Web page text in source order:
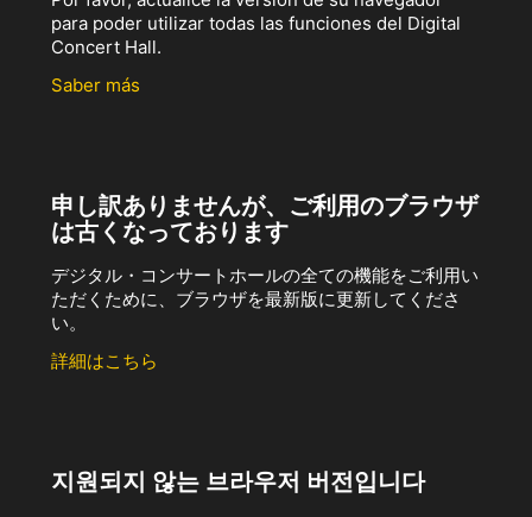
para poder utilizar todas las funciones del Digital
Concert Hall.
Saber más
申し訳ありませんが、ご利用のブラウザ
は古くなっております
デジタル・コンサートホールの全ての機能をご利用い
ただくために、ブラウザを最新版に更新してくださ
い。
詳細はこちら
지원되지 않는 브라우저 버전입니다